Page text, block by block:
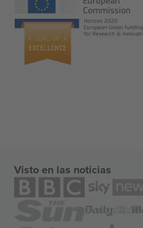
Visto en las noticias